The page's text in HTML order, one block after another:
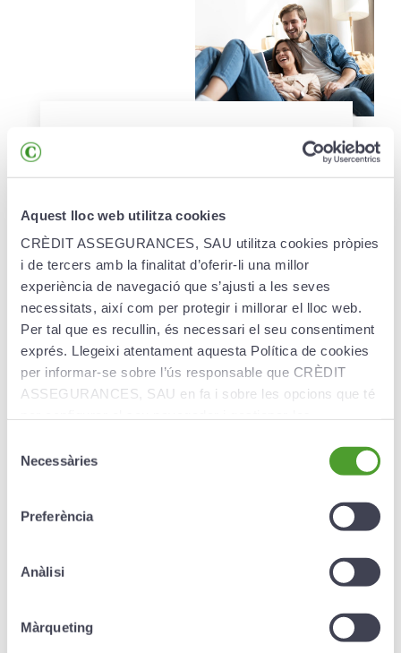
Aquest lloc web utilitza cookies
CRÈDIT ASSEGURANCES, SAU utilitza cookies pròpies
i de tercers amb la finalitat d’oferir-li una millor
experiència de navegació que s’ajusti a les seves
necessitats, així com per protegir i millorar el lloc web.
Per tal que es recullin, és necessari el seu consentiment
exprés. Llegeixi atentament aquesta Política de cookies
per informar-se sobre l’ús responsable que CRÈDIT
ASSEGURANCES, SAU en fa i sobre les opcions que té
Necessàries
Preferència
Anàlisi
Màrqueting
Indexat
El Creand Pla de Jubilació Indexat està
rendiment dels seus estalvis invertint en índexs
internacionals de referència.
Més informació ›
Creand Pla Jubilació
estalviar amb la màxima tranquil·litat obtenint